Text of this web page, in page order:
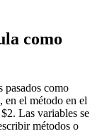
como
pasados como
en el método en el
Las variables se
métodos o